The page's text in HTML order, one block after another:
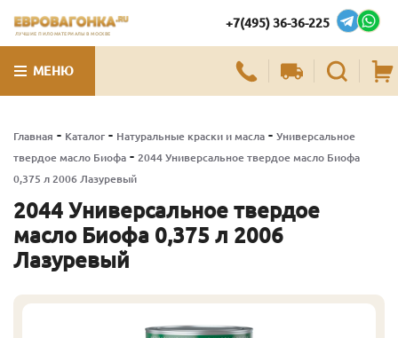
ЛУЧШИЕ ПИЛОМАТЕРИАЛЫ В МОСКВЕ
+7(495) 36-36-225
МЕНЮ
Главная - Каталог - Натуральные краски и масла - Универсальное
твердое масло Биофа - 2044 Универсальное твердое масло Биофа
0,375 л 2006 Лазуревый
2044 Универсальное твердое
масло Биофа 0,375 л 2006
Лазуревый